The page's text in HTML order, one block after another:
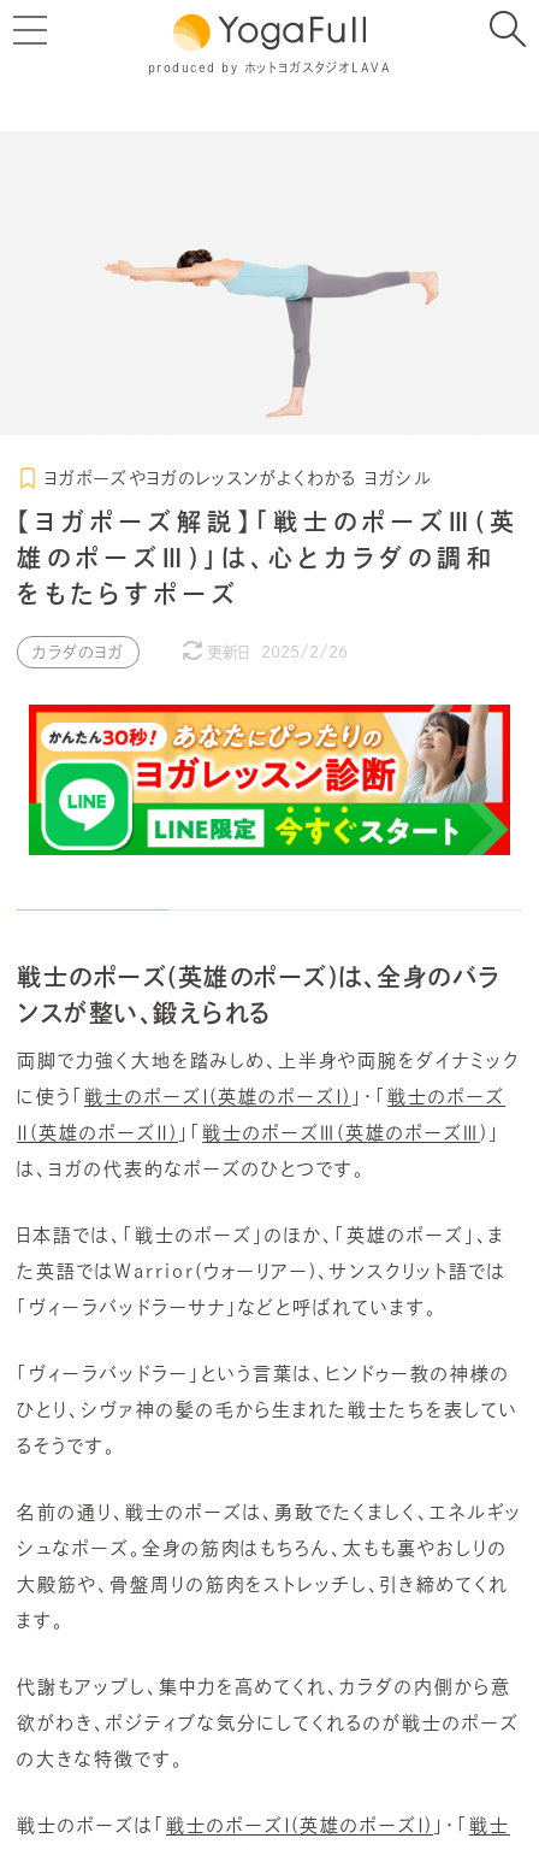
produced by ホットヨガスタジオLAVA
ヨガポーズやヨガのレッスンがよくわかる ヨガシル
【ヨガポーズ解説】「戦士のポーズⅢ(英
雄のポーズⅢ)」は、心とカラダの調和
をもたらすポーズ
カラダのヨガ 更新日 2025/2/26
戦士のポーズ(英雄のポーズ)は、全身のバラ
ンスが整い、鍛えられる
両脚で力強く大地を踏みしめ、上半身や両腕をダイナミック
に使う「 戦士のポーズⅠ(英雄のポーズⅠ) 」・「 戦士のポーズ
Ⅱ(英雄のポーズⅡ) 」「 戦士のポーズⅢ(英雄のポーズⅢ )」
は、ヨガの代表的なポーズのひとつです。
日本語では、「戦士のポーズ」のほか、「英雄のポーズ」、ま
た英語ではWarrior(ウォーリアー)、サンスクリット語では
「ヴィーラバッドラーサナ」などと呼ばれています。
「ヴィーラバッドラー」という言葉は、ヒンドゥー教の神様の
ひとり、シヴァ神の髪の毛から生まれた戦士たちを表してい
るそうです。
名前の通り、戦士のポーズは、勇敢でたくましく、エネルギッ
シュなポーズ。全身の筋肉はもちろん、太もも裏やおしりの
大殿筋や、骨盤周りの筋肉をストレッチし、引き締めてくれ
ます。
代謝もアップし、集中力を高めてくれ、カラダの内側から意
欲がわき、ポジティブな気分にしてくれるのが戦士のポーズ
の大きな特徴です。
戦士のポーズは「 戦士のポーズⅠ(英雄のポーズⅠ) 」・「 戦士